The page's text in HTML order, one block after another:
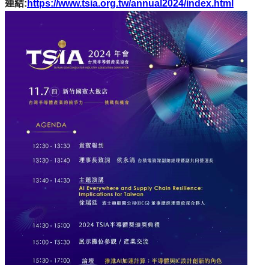
連結: https://www.tsia.org.tw/annual2024/index.html